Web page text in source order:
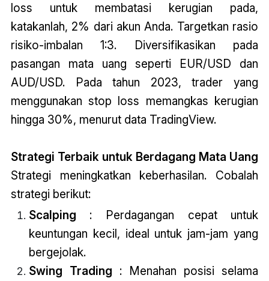
loss untuk membatasi kerugian pada,
katakanlah, 2% dari akun Anda. Targetkan rasio
risiko-imbalan 1:3. Diversifikasikan pada
pasangan mata uang seperti EUR/USD dan
AUD/USD. Pada tahun 2023, trader yang
menggunakan stop loss memangkas kerugian
hingga 30%, menurut data TradingView.
Strategi Terbaik untuk Berdagang Mata Uang
Strategi meningkatkan keberhasilan. Cobalah
strategi berikut:
Scalping
: Perdagangan cepat untuk
keuntungan kecil, ideal untuk jam-jam yang
bergejolak.
Swing Trading : Menahan posisi selama